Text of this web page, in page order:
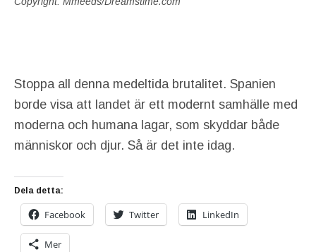
Stoppa all denna medeltida brutalitet. Spanien
borde visa att landet är ett modernt samhälle med
moderna och humana lagar, som skyddar både
människor och djur. Så är det inte idag.
Dela detta:
Facebook Twitter LinkedIn
Mer